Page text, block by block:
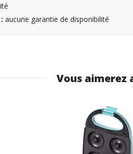
aucune garantie de disponibilité
Vous aimerez